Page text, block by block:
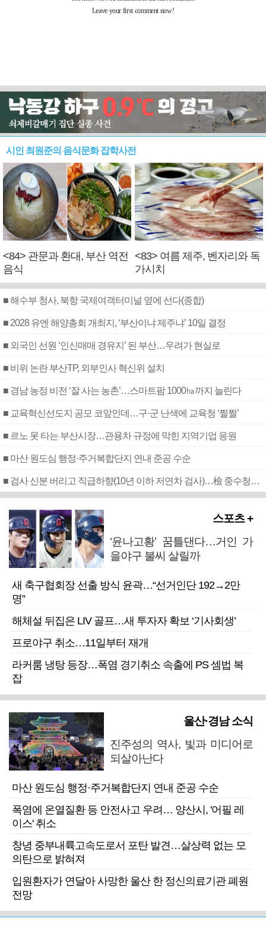
시인 최원준의 음식문화 잡학사전
<84> 관문과 환대, 부산 역전
음식
<83> 여름 제주, 벤자리와 독
가시치
■ 해수부 청사, 북항 국제여객터미널 옆에 선다(종합)
■ 2028 유엔 해양총회 개최지, ‘부산이냐 제주냐’ 10일 결정
■ 외국인 선원 ‘인신매매 경유지’ 된 부산…우려가 현실로
■ 비위 논란 부산TP, 외부인사 혁신위 설치
■ 경남 농정 비전 ‘잘 사는 농촌’…스마트팜 1000㏊까지 늘린다
■ 교육혁신선도지 공모 코앞인데…구·군 난색에 교육청 ‘쩔쩔’
■ 르노 못 타는 부산시장…관용차 규정에 막힌 지역기업 응원
■ 마산 원도심 행정·주거복합단지 연내 준공 수순
■ 검사 신분 버리고 직급하향(10년 이하 저연차 검사)…檢 중수청행 기피
스포츠 +
‘윤나고황’ 꿈틀댄다…거인 가
을야구 불씨 살릴까
새 축구협회장 선출 방식 윤곽…“선거인단 192→2만
명”
해체설 뒤집은 LIV 골프…새 투자자 확보 ‘기사회생’
프로야구 취소…11일부터 재개
라커룸 냉탕 등장…폭염 경기취소 속출에 PS 셈법 복
잡
울산·경남 소식
진주성의 역사, 빛과 미디어로
되살아난다
마산 원도심 행정·주거복합단지 연내 준공 수순
폭염에 온열질환 등 안전사고 우려… 양산시, '어필 레
이스' 취소
창녕 중부내륙고속도로서 포탄 발견…살상력 없는 모
의탄으로 밝혀져
입원환자가 연달아 사망한 울산 한 정신의료기관 폐원
전망